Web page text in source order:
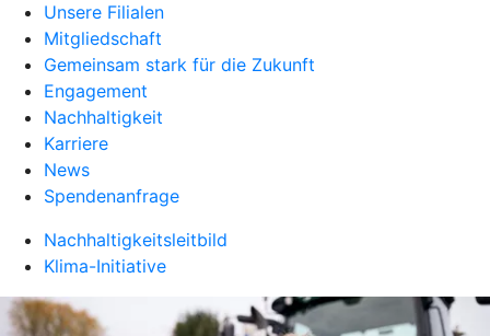
Unsere Filialen
Mitgliedschaft
Gemeinsam stark für die Zukunft
Engagement
Nachhaltigkeit
Karriere
News
Spendenanfrage
Nachhaltigkeitsleitbild
Klima-Initiative